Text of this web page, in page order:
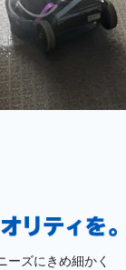
ーズにきめ細かく